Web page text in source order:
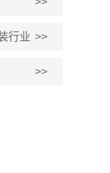
行业 >>
>>